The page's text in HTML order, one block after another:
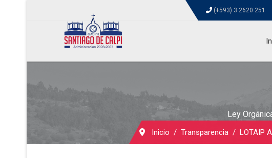
(+593) 3 2620 251
Ley
Inicio Transparencia LOTAIP